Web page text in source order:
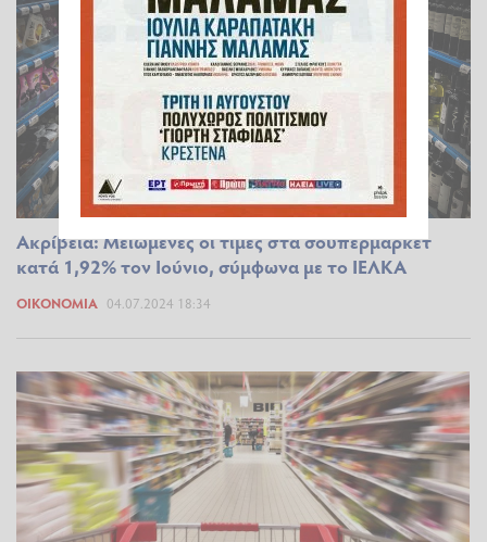
Ακρίβεια: Μειωμένες οι τιμές στα σουπερμάρκετ
κατά 1,92% τον Ιούνιο, σύμφωνα με το ΙΕΛΚΑ
ΟΙΚΟΝΟΜΊΑ 04.07.2024 18:34